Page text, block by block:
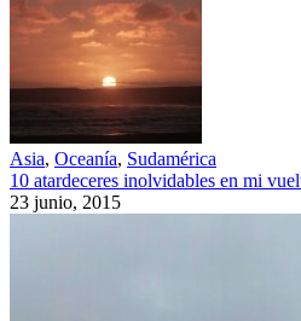
Asia, Oceanía, Sudamérica
10 atardeceres inolvidables en mi
23 junio, 2015